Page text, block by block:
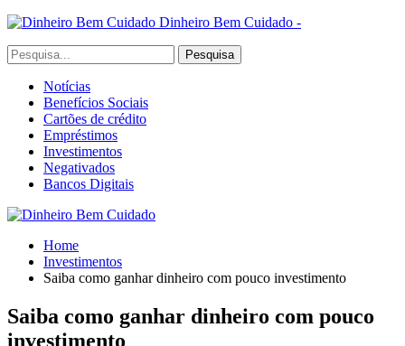
Dinheiro Bem Cuidado -
Notícias
Benefícios Sociais
Cartões de crédito
Empréstimos
Investimentos
Negativados
Bancos Digitais
Home
Investimentos
Saiba como ganhar dinheiro com pouco investimento
Saiba como ganhar dinheiro com pouco
investimento